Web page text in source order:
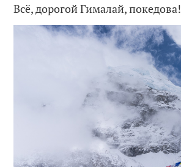
Всё, дорогой Гималай, покедова!